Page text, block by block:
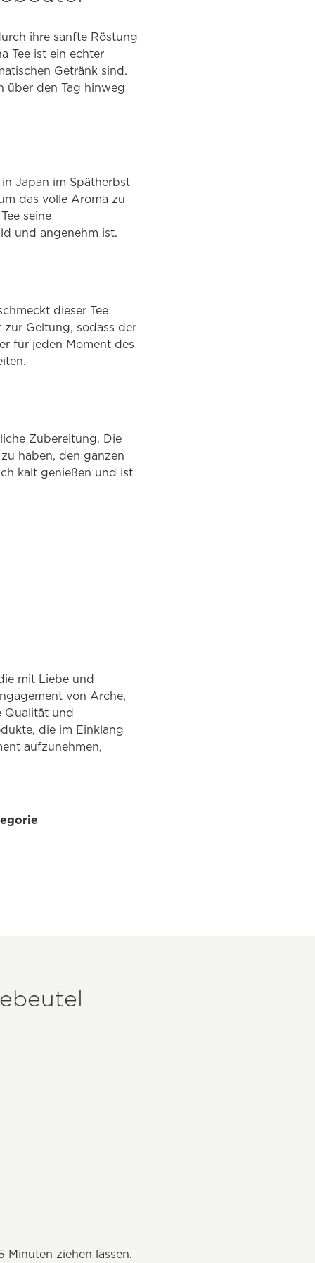
ihre sanfte Röstung
Tee ist ein echter
Getränk sind.
über den Tag hinweg
Japan im Spätherbst
das volle Aroma zu
seine
und angenehm ist.
dieser Tee
Geltung, sodass der
für jeden Moment des
Zubereitung. Die
haben, den ganzen
kalt genießen und ist
mit Liebe und
von Arche,
Qualität und
die im Einklang
aufzunehmen,
Minuten ziehen lassen.